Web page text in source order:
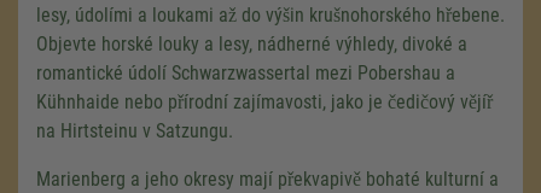
lesy, údolími a loukami až do výšin krušnohorského hřebene.
Objevte horské louky a lesy, nádherné výhledy, divoké a
romantické údolí Schwarzwassertal mezi Pobershau a
Kühnhaide nebo přírodní zajímavosti, jako je čedičový vějíř
na Hirtsteinu v Satzungu.
Marienberg a jeho okresy mají překvapivě bohaté kulturní a